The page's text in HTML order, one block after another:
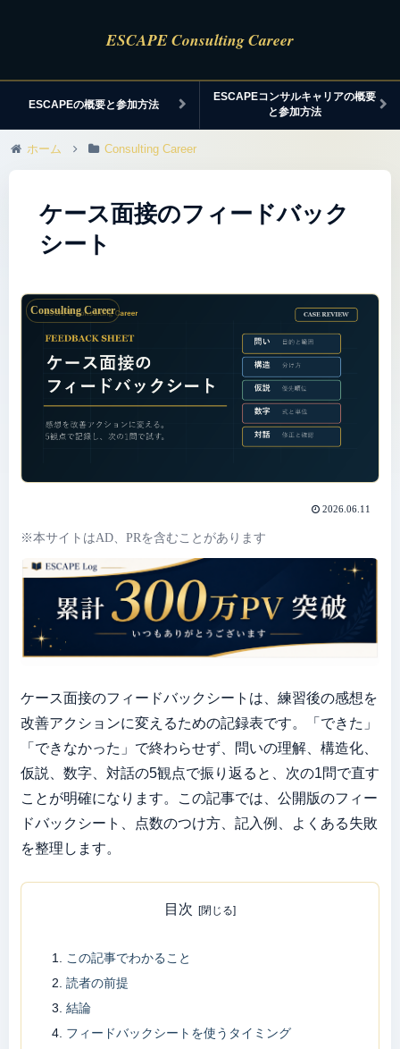
ESCAPEの概要と参加方法
ESCAPEコンサルキャリアの概要
と参加方法
ホーム Consulting Career
ケース面接のフィードバック
シート
Consulting Career
2026.06.11
※本サイトはAD、PRを含むことがあります
ケース面接のフィードバックシートは、練習後の感想を
改善アクションに変えるための記録表です。「できた」
「できなかった」で終わらせず、問いの理解、構造化、
仮説、数字、対話の5観点で振り返ると、次の1問で直す
ことが明確になります。この記事では、公開版のフィー
ドバックシート、点数のつけ方、記入例、よくある失敗
を整理します。
目次
この記事でわかること
読者の前提
結論
フィードバックシートを使うタイミング